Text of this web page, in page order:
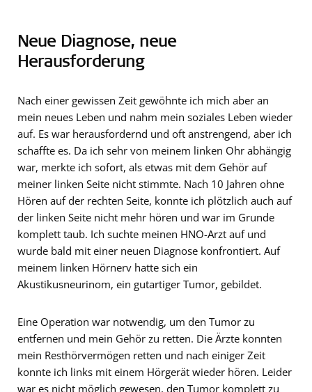
Neue Diagnose, neue
Herausforderung
Nach einer gewissen Zeit gewöhnte ich mich aber an
mein neues Leben und nahm mein soziales Leben wieder
auf. Es war herausfordernd und oft anstrengend, aber ich
schaffte es. Da ich sehr von meinem linken Ohr abhängig
war, merkte ich sofort, als etwas mit dem Gehör auf
meiner linken Seite nicht stimmte. Nach 10 Jahren ohne
Hören auf der rechten Seite, konnte ich plötzlich auch auf
der linken Seite nicht mehr hören und war im Grunde
komplett taub. Ich suchte meinen HNO-Arzt auf und
wurde bald mit einer neuen Diagnose konfrontiert. Auf
meinem linken Hörnerv hatte sich ein
Akustikusneurinom, ein gutartiger Tumor, gebildet.
Eine Operation war notwendig, um den Tumor zu
entfernen und mein Gehör zu retten. Die Ärzte konnten
mein Resthörvermögen retten und nach einiger Zeit
konnte ich links mit einem Hörgerät wieder hören. Leider
war es nicht möglich gewesen, den Tumor komplett zu